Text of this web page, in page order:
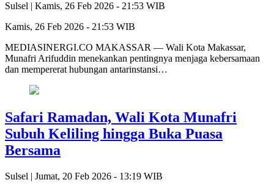
Sulsel | Kamis, 26 Feb 2026 - 21:53 WIB
Kamis, 26 Feb 2026 - 21:53 WIB
MEDIASINERGI.CO MAKASSAR — Wali Kota Makassar,
Munafri Arifuddin menekankan pentingnya menjaga kebersamaan
dan mempererat hubungan antarinstansi…
Safari Ramadan, Wali Kota Munafri
Subuh Keliling hingga Buka Puasa
Bersama
Sulsel | Jumat, 20 Feb 2026 - 13:19 WIB